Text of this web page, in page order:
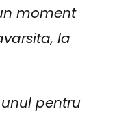
moment
la
pentru